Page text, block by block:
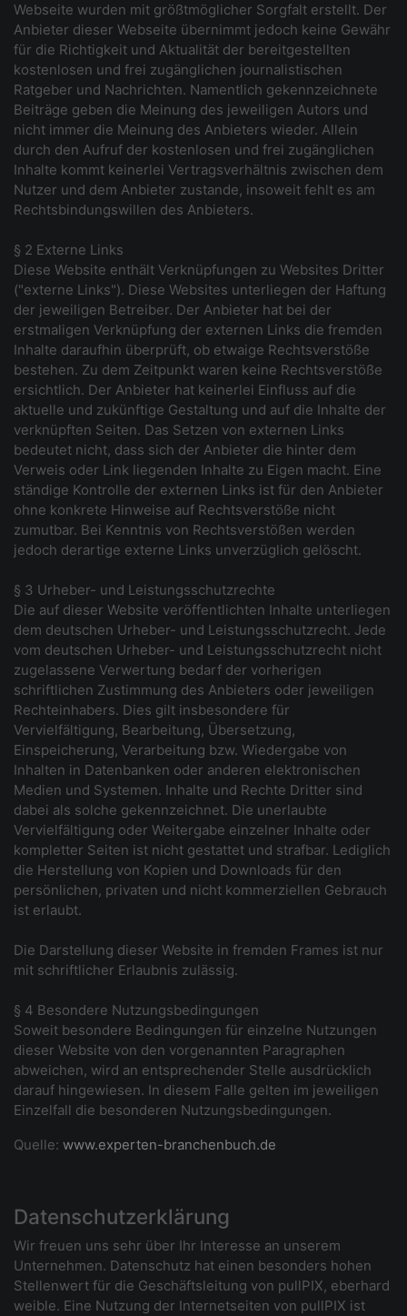
Webseite wurden mit größtmöglicher Sorgfalt erstellt. Der
Anbieter dieser Webseite übernimmt jedoch keine Gewähr
für die Richtigkeit und Aktualität der bereitgestellten
kostenlosen und frei zugänglichen journalistischen
Ratgeber und Nachrichten. Namentlich gekennzeichnete
Beiträge geben die Meinung des jeweiligen Autors und
nicht immer die Meinung des Anbieters wieder. Allein
durch den Aufruf der kostenlosen und frei zugänglichen
Inhalte kommt keinerlei Vertragsverhältnis zwischen dem
Nutzer und dem Anbieter zustande, insoweit fehlt es am
Rechtsbindungswillen des Anbieters.
§ 2 Externe Links
Diese Website enthält Verknüpfungen zu Websites Dritter
("externe Links"). Diese Websites unterliegen der Haftung
der jeweiligen Betreiber. Der Anbieter hat bei der
erstmaligen Verknüpfung der externen Links die fremden
Inhalte daraufhin überprüft, ob etwaige Rechtsverstöße
bestehen. Zu dem Zeitpunkt waren keine Rechtsverstöße
ersichtlich. Der Anbieter hat keinerlei Einfluss auf die
aktuelle und zukünftige Gestaltung und auf die Inhalte der
verknüpften Seiten. Das Setzen von externen Links
bedeutet nicht, dass sich der Anbieter die hinter dem
Verweis oder Link liegenden Inhalte zu Eigen macht. Eine
ständige Kontrolle der externen Links ist für den Anbieter
ohne konkrete Hinweise auf Rechtsverstöße nicht
zumutbar. Bei Kenntnis von Rechtsverstößen werden
jedoch derartige externe Links unverzüglich gelöscht.
§ 3 Urheber- und Leistungsschutzrechte
Die auf dieser Website veröffentlichten Inhalte unterliegen
dem deutschen Urheber- und Leistungsschutzrecht. Jede
vom deutschen Urheber- und Leistungsschutzrecht nicht
zugelassene Verwertung bedarf der vorherigen
schriftlichen Zustimmung des Anbieters oder jeweiligen
Rechteinhabers. Dies gilt insbesondere für
Vervielfältigung, Bearbeitung, Übersetzung,
Einspeicherung, Verarbeitung bzw. Wiedergabe von
Inhalten in Datenbanken oder anderen elektronischen
Medien und Systemen. Inhalte und Rechte Dritter sind
dabei als solche gekennzeichnet. Die unerlaubte
Vervielfältigung oder Weitergabe einzelner Inhalte oder
kompletter Seiten ist nicht gestattet und strafbar. Lediglich
die Herstellung von Kopien und Downloads für den
persönlichen, privaten und nicht kommerziellen Gebrauch
ist erlaubt.
Die Darstellung dieser Website in fremden Frames ist nur
mit schriftlicher Erlaubnis zulässig.
§ 4 Besondere Nutzungsbedingungen
Soweit besondere Bedingungen für einzelne Nutzungen
dieser Website von den vorgenannten Paragraphen
abweichen, wird an entsprechender Stelle ausdrücklich
darauf hingewiesen. In diesem Falle gelten im jeweiligen
Einzelfall die besonderen Nutzungsbedingungen.
Quelle: www.experten-branchenbuch.de
Datenschutzerklärung
Wir freuen uns sehr über Ihr Interesse an unserem
Unternehmen. Datenschutz hat einen besonders hohen
Stellenwert für die Geschäftsleitung von pullPIX, eberhard
weible. Eine Nutzung der Internetseiten von pullPIX ist